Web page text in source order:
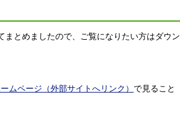
とめましたので、ご覧になりたい方はダウン
ムページ（外部サイトへリンク） で見ること